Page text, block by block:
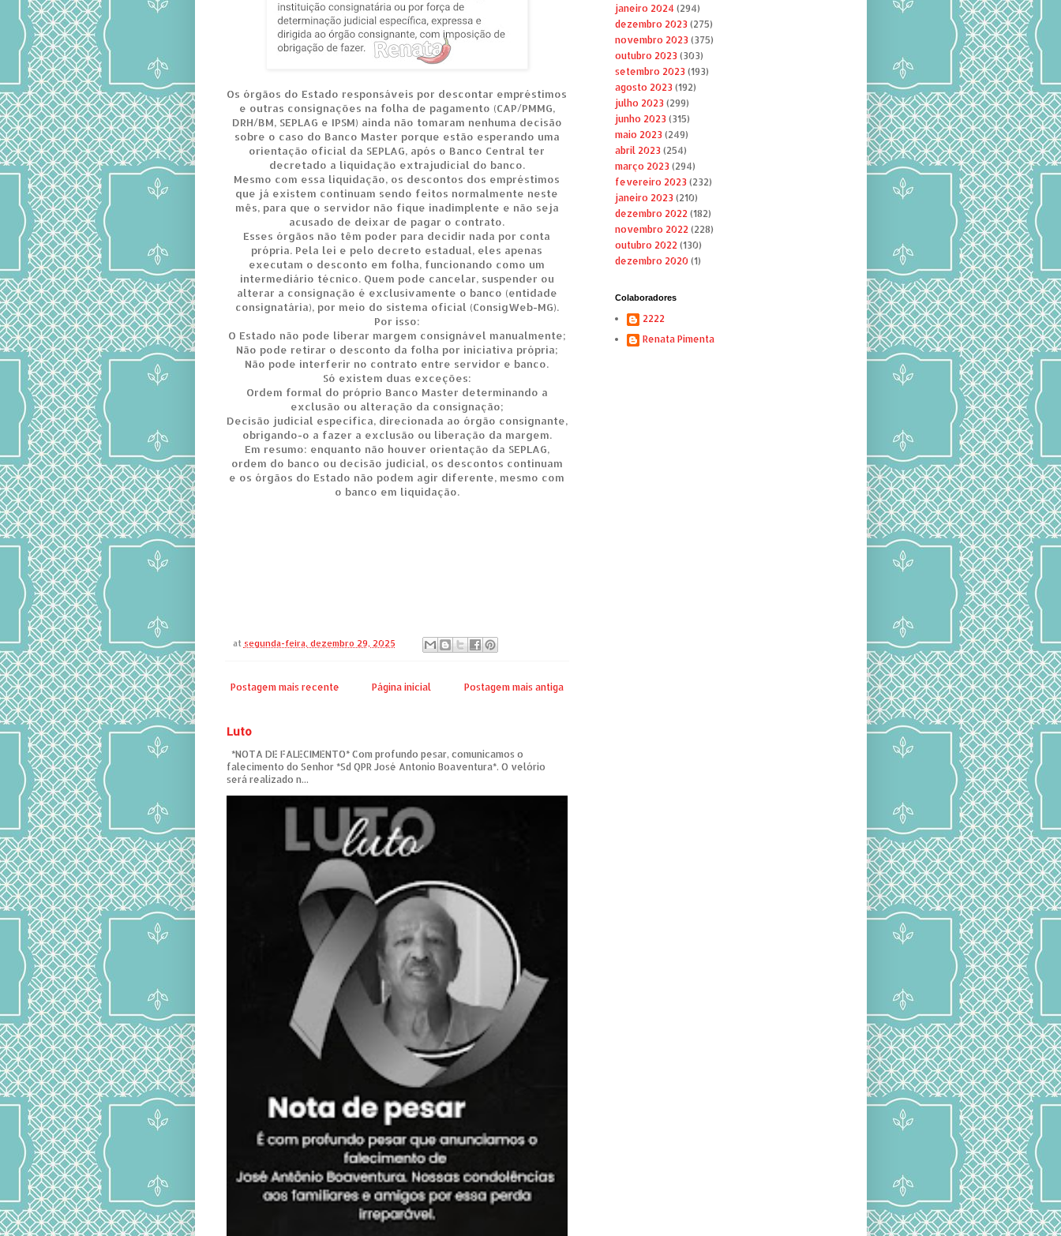
Os órgãos do Estado responsáveis por descontar empréstimos
e outras consignações na folha de pagamento (CAP/PMMG,
DRH/BM, SEPLAG e IPSM) ainda não tomaram nenhuma decisão
sobre o caso do Banco Master porque estão esperando uma
orientação oficial da SEPLAG, após o Banco Central ter
decretado a liquidação extrajudicial do banco.
Mesmo com essa liquidação, os descontos dos empréstimos
que já existem continuam sendo feitos normalmente neste
mês, para que o servidor não fique inadimplente e não seja
acusado de deixar de pagar o contrato.
Esses órgãos não têm poder para decidir nada por conta
própria. Pela lei e pelo decreto estadual, eles apenas
executam o desconto em folha, funcionando como um
intermediário técnico. Quem pode cancelar, suspender ou
alterar a consignação é exclusivamente o banco (entidade
consignatária), por meio do sistema oficial (ConsigWeb-MG).
Por isso:
O Estado não pode liberar margem consignável manualmente;
Não pode retirar o desconto da folha por iniciativa própria;
Não pode interferir no contrato entre servidor e banco.
Só existem duas exceções:
Ordem formal do próprio Banco Master determinando a
exclusão ou alteração da consignação;
Decisão judicial específica, direcionada ao órgão consignante,
obrigando-o a fazer a exclusão ou liberação da margem.
Em resumo: enquanto não houver orientação da SEPLAG,
ordem do banco ou decisão judicial, os descontos continuam
e os órgãos do Estado não podem agir diferente, mesmo com
o banco em liquidação.
at segunda-feira, dezembro 29, 2025
Postagem mais recente Postagem mais antiga
Página inicial
Luto
*NOTA DE FALECIMENTO* Com profundo pesar, comunicamos o
falecimento do Senhor *Sd QPR José Antonio Boaventura*. O velório
será realizado n...
janeiro 2024 (294)
dezembro 2023(275)
novembro 2023(375)
outubro 2023(303)
setembro 2023(193)
agosto 2023(192)
julho 2023(299)
junho 2023(315)
maio 2023(249)
abril 2023(254)
março 2023(294)
fevereiro 2023(232)
janeiro 2023(210)
dezembro 2022(182)
novembro 2022(228)
outubro 2022(130)
dezembro 2020(1)
Colaboradores
2222
Renata Pimenta